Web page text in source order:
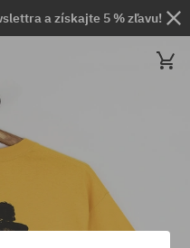
a získajte 5 % zľavu!